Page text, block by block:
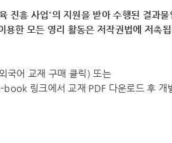
진흥 사업'의 지원을 받아 수행된 결과물
용한 모든 영리 활동은 저작권법에 저촉
어 교재 구매 클릭) 또는
링크에서 교재 PDF 다운로드 후 개